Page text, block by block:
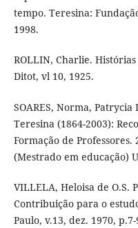
tempo. Teresina:
1998.
ROLLIN, Charlie.
Ditot, vl 10, 1925.
SOARES, Norma,
Teresina (1864-2003):
Formação de Professores.
(Mestrado em educação)
VILLELA, Heloisa de O.S.
Contribuição para o
Paulo, v.13, dez. 1970, p.7-